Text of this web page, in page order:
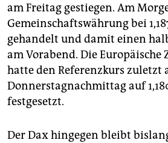
am Freitag gestiegen. Am
Gemeinschaftswährung bei
gehandelt und damit einen
am Vorabend. Die Europäische
hatte den Referenzkurs zuletzt
Donnerstagnachmittag auf
festgesetzt.
Der Dax hingegen bleibt